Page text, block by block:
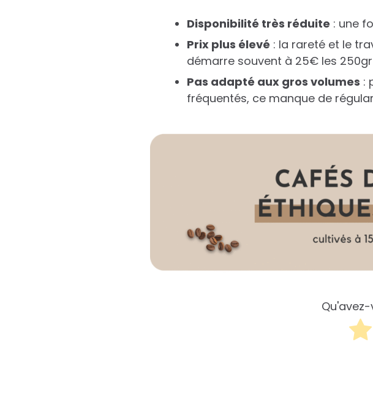
Disponibilité très réduite : une
Prix plus élevé : la rareté et le
démarre souvent à 25€ les
Pas adapté aux gros volumes :
fréquentés, ce manque de